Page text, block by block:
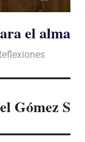
el alma
Gómez S